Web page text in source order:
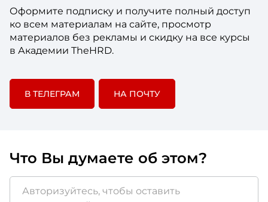
Оформите подписку и получите полный доступ
ко всем материалам на сайте, просмотр
материалов без рекламы и скидку на все курсы
в Академии TheHRD.
В ТЕЛЕГРАМ НА ПОЧТУ
Что Вы думаете об этом?